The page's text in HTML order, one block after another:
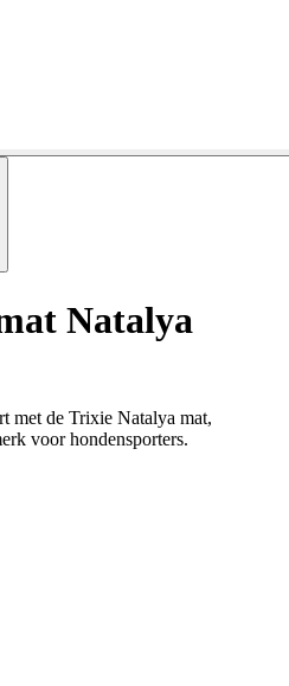
Natalya
met de Trixie Natalya mat,
voor hondensporters.